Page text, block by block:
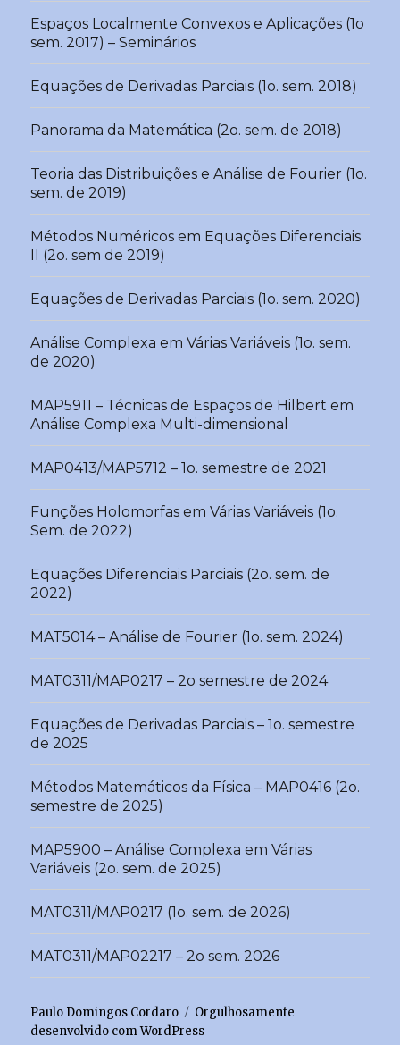
Espaços Localmente Convexos e Aplicações (1o
sem. 2017) – Seminários
Equações de Derivadas Parciais (1o. sem. 2018)
Panorama da Matemática (2o. sem. de 2018)
Teoria das Distribuições e Análise de Fourier (1o.
sem. de 2019)
Métodos Numéricos em Equações Diferenciais
II (2o. sem de 2019)
Equações de Derivadas Parciais (1o. sem. 2020)
Análise Complexa em Várias Variáveis (1o. sem.
de 2020)
MAP5911 – Técnicas de Espaços de Hilbert em
Análise Complexa Multi-dimensional
MAP0413/MAP5712 – 1o. semestre de 2021
Funções Holomorfas em Várias Variáveis (1o.
Sem. de 2022)
Equações Diferenciais Parciais (2o. sem. de
2022)
MAT5014 – Análise de Fourier (1o. sem. 2024)
MAT0311/MAP0217 – 2o semestre de 2024
Equações de Derivadas Parciais – 1o. semestre
de 2025
Métodos Matemáticos da Física – MAP0416 (2o.
semestre de 2025)
MAP5900 – Análise Complexa em Várias
Variáveis (2o. sem. de 2025)
MAT0311/MAP0217 (1o. sem. de 2026)
MAT0311/MAP02217 – 2o sem. 2026
Paulo Domingos Cordaro
Orgulhosamente
desenvolvido com WordPress